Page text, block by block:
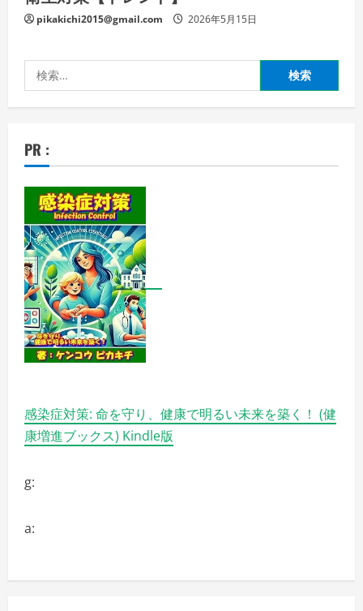
pikakichi2015@gmail.com 2026年5月15日
索:
PR :
感染症対策: 命を守り、健康で明るい未来を築く！ (健
康増進ブックス) Kindle版
g:
a: